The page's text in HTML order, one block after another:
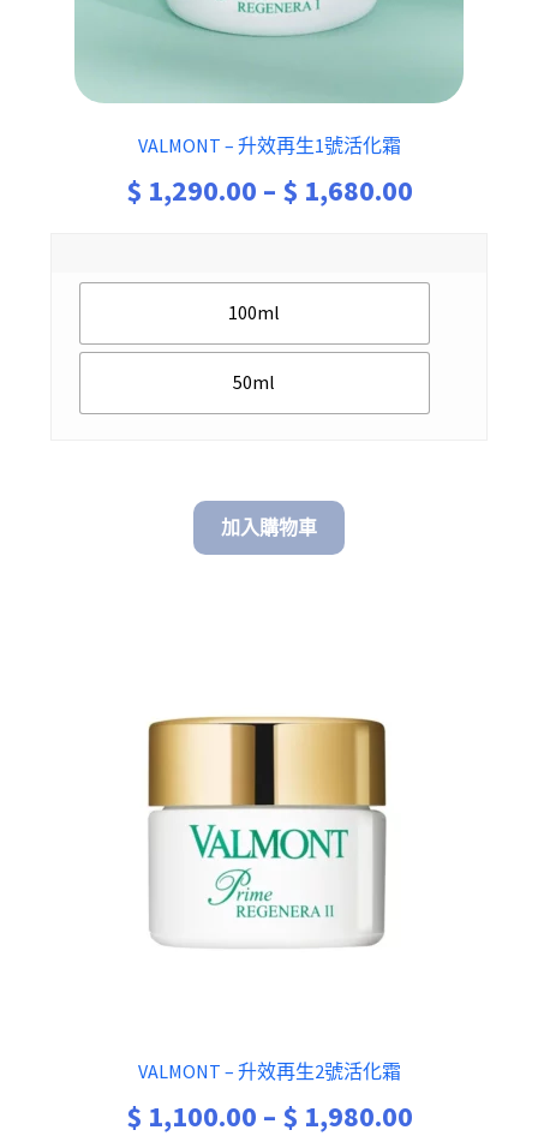
VALMONT – 升效再生1號活化霜
$ 1,290.00 – $ 1,680.00Price
$
100ml
50ml
加入購物車
VALMONT – 升效再生2號活化霜
$ 1,100.00 – $ 1,980.00Price